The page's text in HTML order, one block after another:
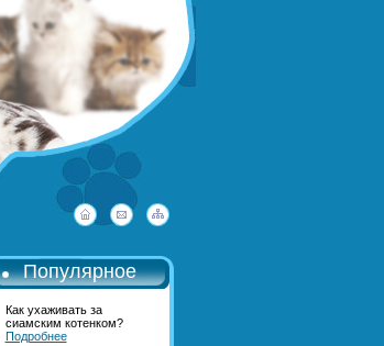
Популярное
Как ухаживать за
сиамским котенком?
Подробнее